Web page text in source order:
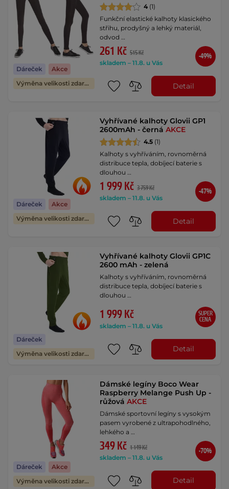
Dáreček
Akce
Výměna velikosti zdarma
4 (1)
Funkční elastické kalhoty klasického
střihu, prodyšný a lehký materiál,
odvod …
261 Kč 515 Kč
skladem – 11.8. u Vás
-49%
Detail
Dáreček
Akce
Výměna velikosti zdarma
Vyhřívané kalhoty Glovii GP1
2600mAh - černáAKCE
4.5 (1)
Kalhoty s vyhříváním, rovnoměrná
distribuce tepla, dobíjecí baterie s
dlouhou …
1 999 Kč 3 759 Kč
skladem – 11.8. u Vás
-47%
Detail
Dáreček
Výměna velikosti zdarma
Vyhřívané kalhoty Glovii GP1C
2600 mAh - zelená
Kalhoty s vyhříváním, rovnoměrná
distribuce tepla, dobíjecí baterie s
dlouhou …
1 999 Kč
skladem – 11.8. u Vás
SUPER
CENA
Detail
Dáreček
Akce
Výměna velikosti zdarma
Dámské legíny Boco Wear
Raspberry Melange Push Up -
růžováAKCE
Dámské sportovní legíny s vysokým
pasem vyrobené z ultrapohodlného,
lehkého a …
349 Kč 1 149 Kč
skladem – 11.8. u Vás
-70%
Detail